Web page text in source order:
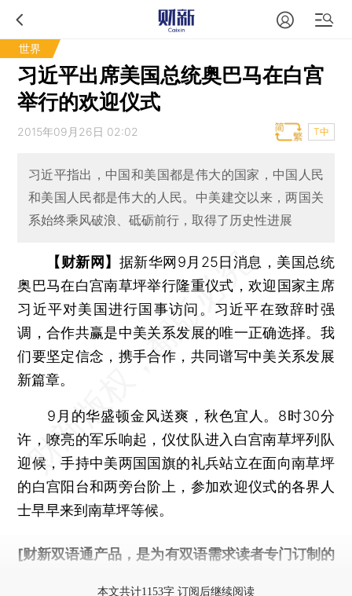
世界
习近平出席美国总统奥巴马在白宫
举行的欢迎仪式
2015年09月26日 02:02 T中
习近平指出，中国和美国都是伟大的国家，中国人民
和美国人民都是伟大的人民。中美建交以来，两国关
系始终乘风破浪、砥砺前行，取得了历史性进展
【财新网】 据新华网9月25日消息，美国总统
奥巴马在白宫南草坪举行隆重仪式，欢迎国家主席
习近平对美国进行国事访问。习近平在致辞时强
调，合作共赢是中美关系发展的唯一正确选择。我
们要坚定信念，携手合作，共同谱写中美关系发展
新篇章。
9月的华盛顿金风送爽，秋色宜人。8时30分
许，嘹亮的军乐响起，仪仗队进入白宫南草坪列队
迎候，手持中美两国国旗的礼兵站立在面向南草坪
的白宫阳台和两旁台阶上，参加欢迎仪式的各界人
士早早来到南草坪等候。
[财新双语通产品，是为有双语需求读者专门订制的
本文共计1153字 订阅后继续阅读